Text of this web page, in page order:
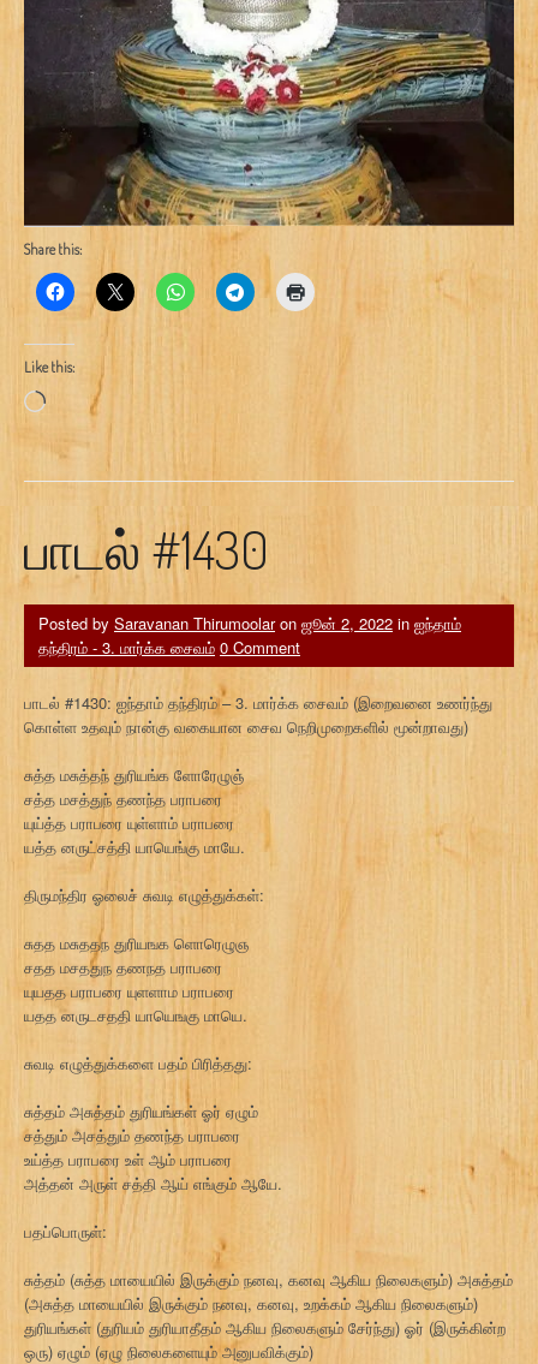
Share this:
Like this:
Loading…
பாடல் #1430
Posted by Saravanan Thirumoolaron ஜூன் 2, 2022 in ஐந்தாம்
தந்திரம் - 3. மார்க்க சைவம் 0 Comment
பாடல் #1430: ஐந்தாம் தந்திரம் – 3. மார்க்க சைவம் (இறைவனை உணர்ந்து
கொள்ள உதவும் நான்கு வகையான சைவ நெறிமுறைகளில் மூன்றாவது)
சுத்த மசுத்தந் துரியங்க ளோரேழுஞ்
சத்த மசத்துந் தணந்த பராபரை
யுய்த்த பராபரை யுள்ளாம் பராபரை
யத்த னருட்சத்தி யாயெங்கு மாயே.
திருமந்திர ஓலைச் சுவடி எழுத்துக்கள்:
சுதத மசுததந துரியஙக ளொரெழுஞ
சதத மசததுந தணநத பராபரை
யுயதத பராபரை யுளளாம பராபரை
யதத னருடசததி யாயெஙகு மாயெ.
சுவடி எழுத்துக்களை பதம் பிரித்தது:
சுத்தம் அசுத்தம் துரியங்கள் ஓர் ஏழும்
சத்தும் அசத்தும் தணந்த பராபரை
உய்த்த பராபரை உள் ஆம் பராபரை
அத்தன் அருள் சத்தி ஆய் எங்கும் ஆயே.
பதப்பொருள்:
சுத்தம் (சுத்த மாயையில் இருக்கும் நனவு, கனவு ஆகிய நிலைகளும்) அசுத்தம்
(அசுத்த மாயையில் இருக்கும் நனவு, கனவு, உறக்கம் ஆகிய நிலைகளும்)
துரியங்கள் (துரியம் துரியாதீதம் ஆகிய நிலைகளும் சேர்ந்து) ஓர் (இருக்கின்ற
ஒரு) ஏழும் (ஏழு நிலைகளையும் அனுபவிக்கும்)